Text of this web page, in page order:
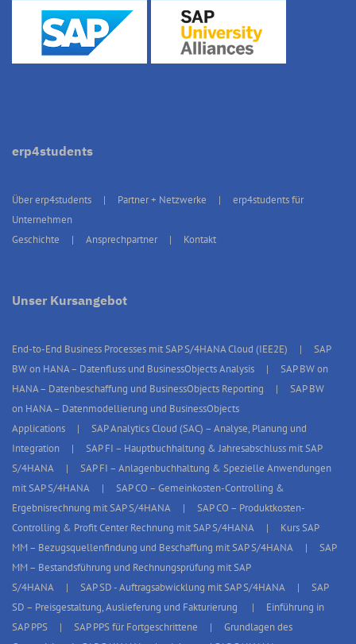
erp4students
Über erp4students Partner + Netzwerke
erp4students für
Unternehmen
Geschichte
Ansprechpartner Kontakt
Unser Kursangebot
End-to-End Business Processes mit SAP S/4HANA Cloud (IEE2E)
SAP
BW on HANA – Datenfluss und BusinessObjects Analysis
SAP BW on
HANA – Datenbeschaffung und BusinessObjects Reporting
SAP BW
on HANA – Datenmodellierung und BusinessObjects
Applications
SAP Analytics Cloud (SAC) – Analyse, Planung und
Integration
SAP FI – Hauptbuchhaltung & Jahresabschluss mit SAP
S/4HANA
SAP FI – Anlagenbuchhaltung & Spezielle Anwendungen
mit SAP S/4HANA
SAP CO – Gemeinkosten-Controlling &
Ergebnisrechnung mit SAP S/4HANA
SAP CO – Produktkosten-
Controlling & Profit Center Rechnung mit SAP S/4HANA
Kurs SAP
MM – Bezugsquellenfindung und Beschaffung mit SAP S/4HANA
SAP
MM – Bestandsführung und Rechnungsprüfung mit SAP
S/4HANA
SAP SD - Auftragsabwicklung mit SAP S/4HANA
SAP
SD – Preisgestaltung, Auslieferung und Fakturierung
Einführung in
SAP PPS
SAP PPS für Fortgeschrittene
Grundlagen des